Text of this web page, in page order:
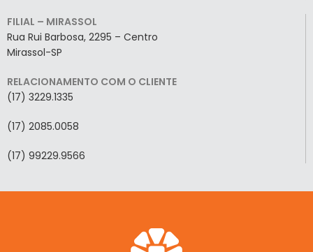
FILIAL – MIRASSOL
Rua Rui Barbosa, 2295 – Centro
Mirassol-SP
RELACIONAMENTO COM O CLIENTE
(17) 3229.1335
(17) 2085.0058
(17) 99229.9566